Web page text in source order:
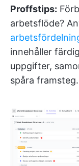
Proffstips:
arbetsflöde?
innehåller
uppgifter,
spåra framsteg.